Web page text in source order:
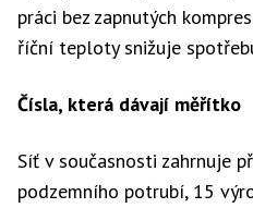
práci bez zapnutých
říční teploty snižuje
Čísla, která dávají měřítko
Síť v současnosti zahrnuje
podzemního potrubí, 15